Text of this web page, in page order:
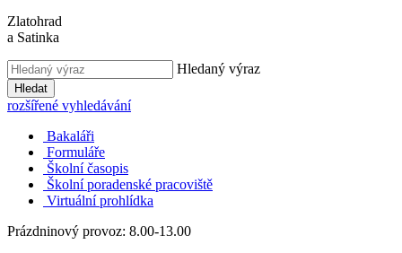
Zlatohrad
a Satinka
Hledaný výraz
Hledat
rozšířené vyhledávání
Bakaláři
Formuláře
Školní časopis
Školní poradenské pracoviště
Virtuální prohlídka
Prázdninový provoz: 8.00-13.00